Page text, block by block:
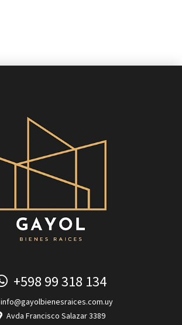
+598 99 318 134
info@gayolbienesraices.com.uy
Avda Francisco Salazar 3389